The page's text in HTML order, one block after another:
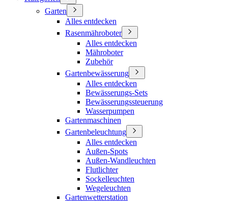
Garten
Alles entdecken
Rasenmähroboter
Alles entdecken
Mähroboter
Zubehör
Gartenbewässerung
Alles entdecken
Bewässerungs-Sets
Bewässerungssteuerung
Wasserpumpen
Gartenmaschinen
Gartenbeleuchtung
Alles entdecken
Außen-Spots
Außen-Wandleuchten
Flutlichter
Sockelleuchten
Wegeleuchten
Gartenwetterstation